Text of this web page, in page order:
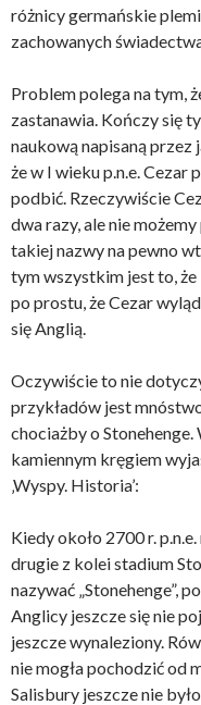
różnicy germańskie
zachowanych
Problem polega na tym,
zastanawia. Kończy się
naukową napisaną
że w I wieku p.n.e. Cezar
podbić. Rzeczywiście
dwa razy, ale nie
takiej nazwy na pewno
tym wszystkim jest to, że
po prostu, że Cezar
się Anglią.
Oczywiście to nie
przykładów jest
chociażby o
kamiennym kręgiem
‚Wyspy. Historia’:
Kiedy około 2700 r.
drugie z kolei stadium
nazywać „Stonehenge”,
Anglicy jeszcze się nie
jeszcze wynaleziony.
nie mogła pochodzić od
Salisbury jeszcze nie